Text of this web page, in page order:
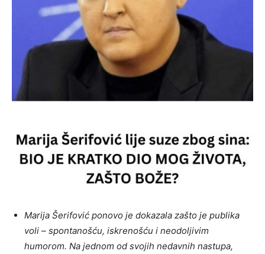
Marija Šerifović ponovo je dokazala zašto je publika
voli – spontanošću, iskrenošću i neodoljivim
humorom. Na jednom od svojih nedavnih nastupa,